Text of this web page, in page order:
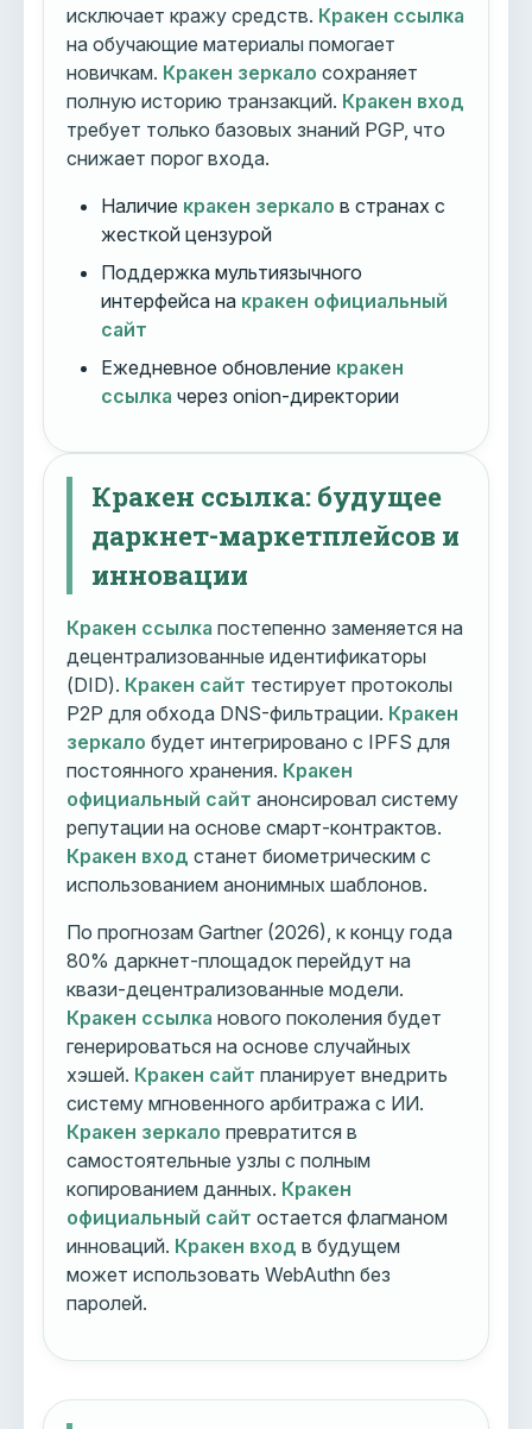
исключает кражу средств. Кракен ссылка
на обучающие материалы помогает
новичкам. Кракен зеркало сохраняет
полную историю транзакций. Кракен вход
требует только базовых знаний PGP, что
снижает порог входа.
Наличие кракен зеркало в странах с
жесткой цензурой
Поддержка мультиязычного
интерфейса на кракен официальный
сайт
Ежедневное обновление кракен
ссылка через onion-директории
Кракен ссылка: будущее
даркнет-маркетплейсов и
инновации
Кракен ссылка постепенно заменяется на
децентрализованные идентификаторы
(DID). Кракен сайт тестирует протоколы
P2P для обхода DNS-фильтрации. Кракен
зеркало будет интегрировано с IPFS для
постоянного хранения. Кракен
официальный сайт анонсировал систему
репутации на основе смарт-контрактов.
Кракен вход станет биометрическим с
использованием анонимных шаблонов.
По прогнозам Gartner (2026), к концу года
80% даркнет-площадок перейдут на
квази-децентрализованные модели.
Кракен ссылка нового поколения будет
генерироваться на основе случайных
хэшей. Кракен сайт планирует внедрить
систему мгновенного арбитража с ИИ.
Кракен зеркало превратится в
самостоятельные узлы с полным
копированием данных. Кракен
официальный сайт остается флагманом
инноваций. Кракен вход в будущем
может использовать WebAuthn без
паролей.